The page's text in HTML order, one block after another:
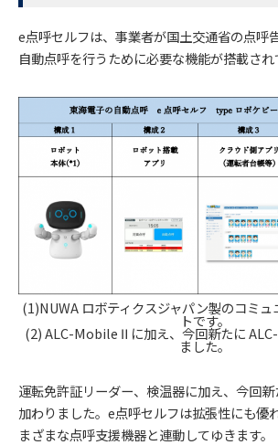
e点呼セルフは、事業者が国土交通省の点呼
自動点呼を行うために必要な機能が搭載され
(1)NUWA ロボティクスジャパン製のコミュ
トです。
(2) ALC-MobileⅡに加え、今回新たに
ました。
運転免許証リーダー、検温器に加え、今回
加わりました。e点呼セルフは拡張性にも優
まざまな点呼支援機器と連動してゆきます。